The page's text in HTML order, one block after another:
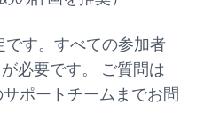
す。すべての参加者
必要です。 ご質問は
サポートチームまでお問